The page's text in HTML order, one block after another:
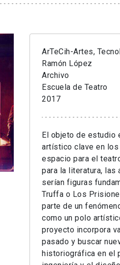
ArTeCih-Artes,
Ramón López
Archivo
Escuela de Teatro
2017
El objeto de estudio
artístico clave en los
espacio para el
para la literatura,
serían figuras
Truffa o Los
parte de un
como un polo
proyecto incorpora
pasado y buscar
historiográfica en el